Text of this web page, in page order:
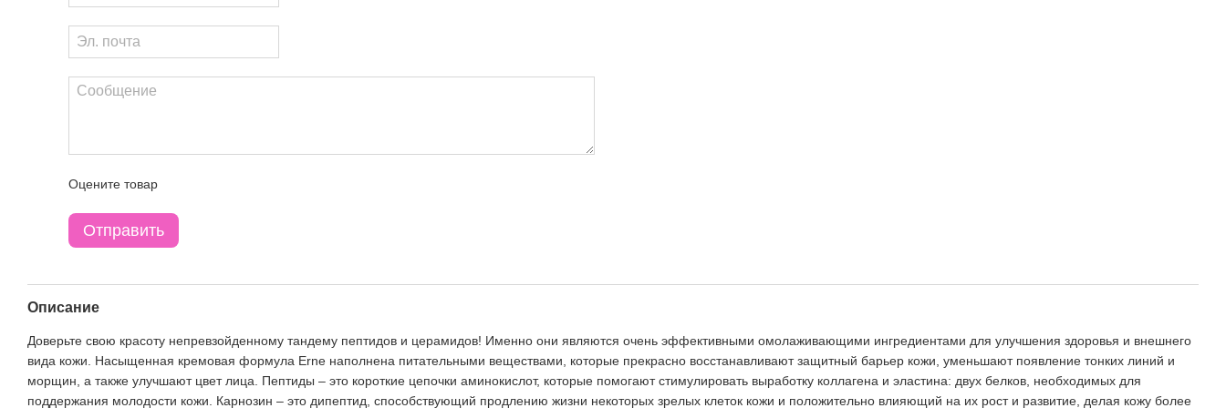
Оцените товар
Отправить
Описание
Доверьте свою красоту непревзойденному тандему пептидов и церамидов! Именно они являются очень эффективными омолаживающими ингредиентами для улучшения здоровья и внешнего
вида кожи. Насыщенная кремовая формула Erne наполнена питательными веществами, которые прекрасно восстанавливают защитный барьер кожи, уменьшают появление тонких линий и
морщин, а также улучшают цвет лица. Пептиды – это короткие цепочки аминокислот, которые помогают стимулировать выработку коллагена и эластина: двух белков, необходимых для
поддержания молодости кожи. Карнозин – это дипептид, способствующий продлению жизни некоторых зрелых клеток кожи и положительно влияющий на их рост и развитие, делая кожу более